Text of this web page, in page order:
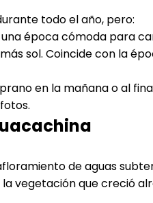
todo el año, pero:
época cómoda para
sol. Coincide con la
en la mañana o al
de aguas
vegetación que creció